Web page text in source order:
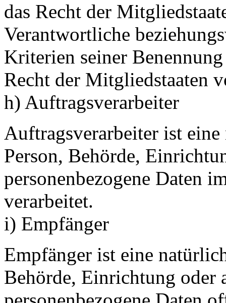
das Recht der
Verantwortliche
Kriterien seiner
Recht der Mitgliedstaaten
h) Auftragsverarbeiter
Auftragsverarbeiter ist
Person, Behörde,
personenbezogene Daten
verarbeitet.
i) Empfänger
Empfänger ist eine
Behörde, Einrichtung oder